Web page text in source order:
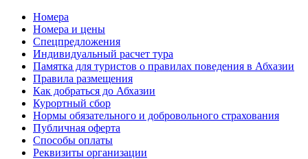
Номера
Номера и цены
Спецпредложения
Индивидуальный расчет тура
Памятка для туристов о правилах поведения в Абхазии
Правила размещения
Как добраться до Абхазии
Курортный сбор
Нормы обязательного и добровольного страхования
Публичная оферта
Cпособы оплаты
Реквизиты организации